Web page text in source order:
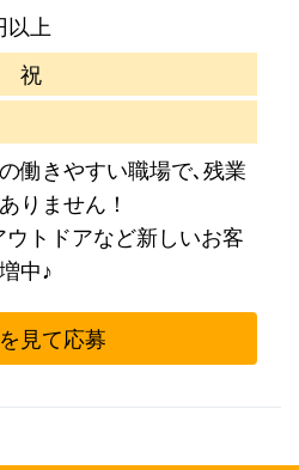
以上
祝
働きやすい職場で､残業
りません！
トドアなど新しいお客
中♪
見て応募